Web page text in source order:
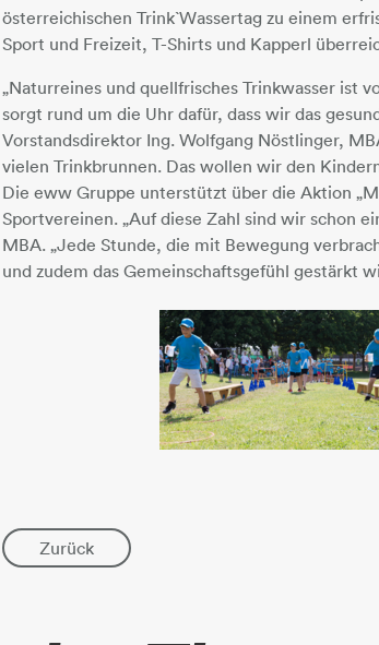
österreichischen Trink`Wassertag zu einem
Sport und Freizeit, T-Shirts und Kapperl
„Naturreines und quellfrisches Trinkwasser ist
sorgt rund um die Uhr dafür, dass wir das
Vorstandsdirektor Ing. Wolfgang Nöstlinger,
vielen Trinkbrunnen. Das wollen wir den
Die eww Gruppe unterstützt über die Aktion
Sportvereinen. „Auf diese Zahl sind wir schon
MBA. „Jede Stunde, die mit Bewegung
und zudem das Gemeinschaftsgefühl gestärkt
Zurück